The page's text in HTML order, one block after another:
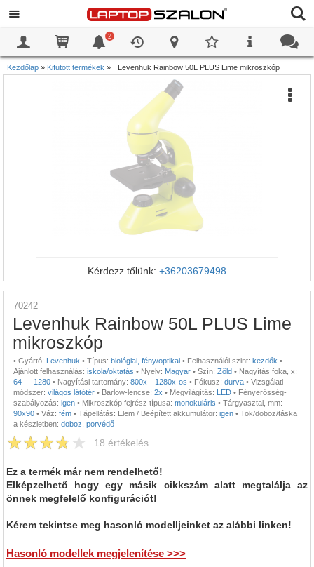
2
Kezdőlap » Kifutott termékek » Levenhuk Rainbow 50L PLUS Lime mikroszkóp
Kérdezz tőlünk: +36203679498
70242
Levenhuk Rainbow 50L PLUS Lime
mikroszkóp
• Gyártó: Levenhuk • Típus: biológiai, fény/optikai • Felhasználói szint: kezdők •
Ajánlott felhasználás: iskola/oktatás • Nyelv: Magyar • Szín: Zöld • Nagyítás foka, x:
64 — 1280 • Nagyítási tartomány: 800x—1280x-os • Fókusz: durva • Vizsgálati
módszer: világos látótér • Barlow-lencse: 2x • Megvilágítás: LED • Fényerősség-
szabályozás: igen • Mikroszkóp fejrész típusa: monokuláris • Tárgyasztal, mm:
90x90 • Váz: fém • Tápellátás: Elem / Beépített akkumulátor: igen • Tok/doboz/táska
a készletben: doboz, porvédő
18 értékelés
Ez a termék már nem rendelhető!
Elképzelhető hogy egy másik cikkszám alatt megtalálja az
önnek megfelelő konfigurációt!
Kérem tekintse meg hasonló modelljeinket az alábbi linken!
Hasonló modellek megjelenítése >>>
0
0